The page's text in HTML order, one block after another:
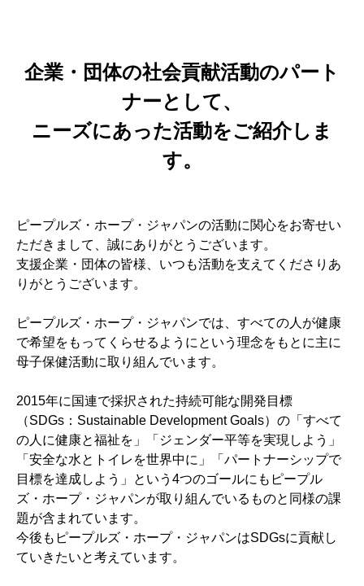
企業・団体の社会貢献活動のパート
ナーとして、
ニーズにあった活動をご紹介しま
す。
ピープルズ・ホープ・ジャパンの活動に関心をお寄せい
ただきまして、誠にありがとうございます。
支援企業・団体の皆様、いつも活動を支えてくださりあ
りがとうございます。
ピープルズ・ホープ・ジャパンでは、すべての人が健康
で希望をもってくらせるようにという理念をもとに主に
母子保健活動に取り組んでいます。
2015年に国連で採択された持続可能な開発目標
（SDGs：Sustainable Development Goals）の「すべて
の人に健康と福祉を」「ジェンダー平等を実現しよう」
「安全な水とトイレを世界中に」「パートナーシップで
目標を達成しよう」という4つのゴールにもピープル
ズ・ホープ・ジャパンが取り組んでいるものと同様の課
題が含まれています。
今後もピープルズ・ホープ・ジャパンはSDGsに貢献し
ていきたいと考えています。